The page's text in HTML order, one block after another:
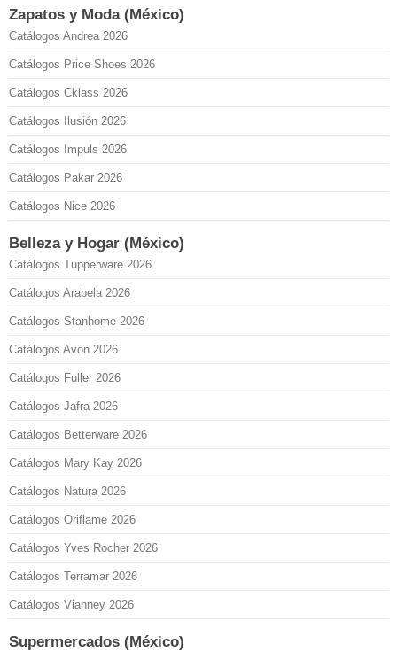
Zapatos y Moda (México)
Catálogos Andrea 2026
Catálogos Price Shoes 2026
Catálogos Cklass 2026
Catálogos Ilusión 2026
Catálogos Impuls 2026
Catálogos Pakar 2026
Catálogos Nice 2026
Belleza y Hogar (México)
Catálogos Tupperware 2026
Catálogos Arabela 2026
Catálogos Stanhome 2026
Catálogos Avon 2026
Catálogos Fuller 2026
Catálogos Jafra 2026
Catálogos Betterware 2026
Catálogos Mary Kay 2026
Catálogos Natura 2026
Catálogos Oriflame 2026
Catálogos Yves Rocher 2026
Catálogos Terramar 2026
Catálogos Vianney 2026
Supermercados (México)